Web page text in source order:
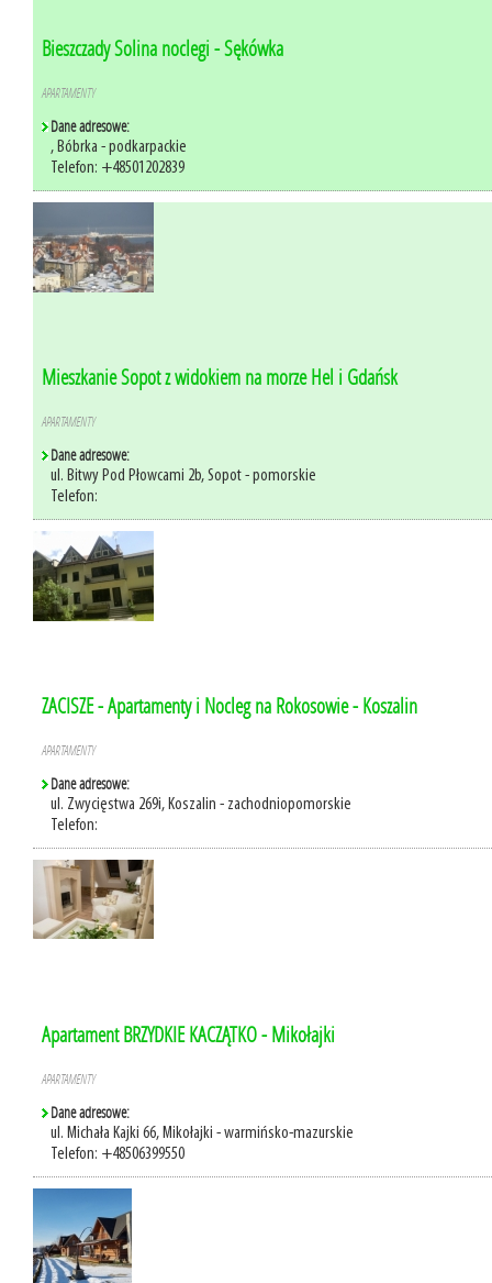
Bieszczady Solina noclegi - Sękówka
APARTAMENTY
Dane adresowe:
, Bóbrka - podkarpackie
Telefon: +48501202839
Mieszkanie Sopot z widokiem na morze Hel i Gdańsk
APARTAMENTY
Dane adresowe:
ul. Bitwy Pod Płowcami 2b, Sopot - pomorskie
Telefon:
ZACISZE - Apartamenty i Nocleg na Rokosowie - Koszalin
APARTAMENTY
Dane adresowe:
ul. Zwycięstwa 269i, Koszalin - zachodniopomorskie
Telefon:
Apartament BRZYDKIE KACZĄTKO - Mikołajki
APARTAMENTY
Dane adresowe:
ul. Michała Kajki 66, Mikołajki - warmińsko-mazurskie
Telefon: +48506399550